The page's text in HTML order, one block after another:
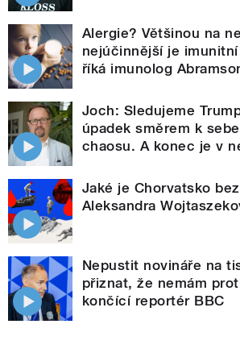
Alergie? Většinou na
nejúčinnější je
říká imunolog
Joch: Sledujeme
úpadek směrem k
chaosu. A konec je v
Jaké je Chorvatsko
Aleksandra
Nepustit novináře na
přiznat, že nemám
končící reportér BBC